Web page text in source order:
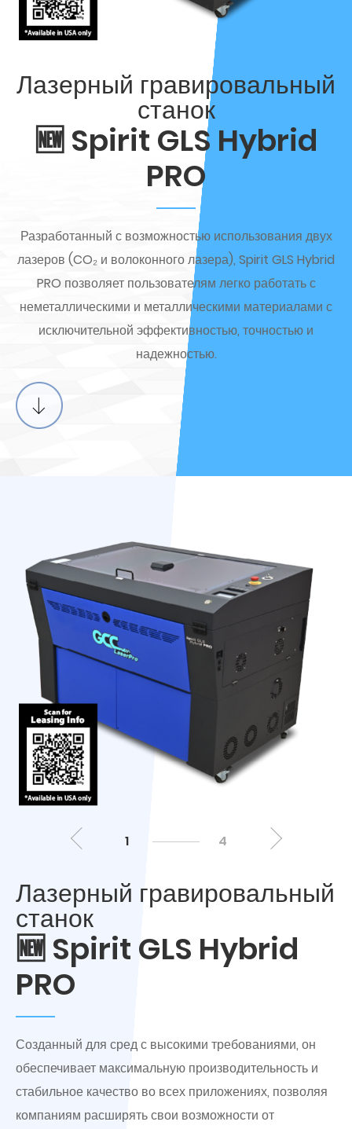
Лазерный гравировальный
станок
🆕 Spirit GLS Hybrid
PRO
Разработанный с возможностью использования двух
лазеров (CO₂ и волоконного лазера), Spirit GLS Hybrid
PRO позволяет пользователям легко работать с
неметаллическими и металлическими материалами с
исключительной эффективностью, точностью и
надежностью.
1 4
Лазерный гравировальный
станок
🆕 Spirit GLS Hybrid
PRO
Созданный для сред с высокими требованиями, он
обеспечивает максимальную производительность и
стабильное качество во всех приложениях, позволяя
компаниям расширять свои возможности от